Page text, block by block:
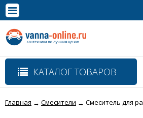
Полная версия сайта
КАТАЛОГ ТОВАРОВ
Главная → Смесители → Смеситель для